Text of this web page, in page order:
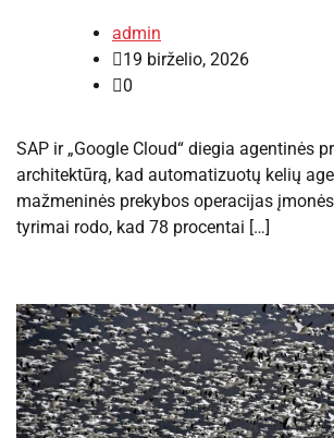
admin
19 birželio, 2026
0
SAP ir „Google Cloud“ diegia agentinės
architektūrą, kad automatizuotų kelių
mažmeninės prekybos operacijas
tyrimai rodo, kad 78 procentai […]